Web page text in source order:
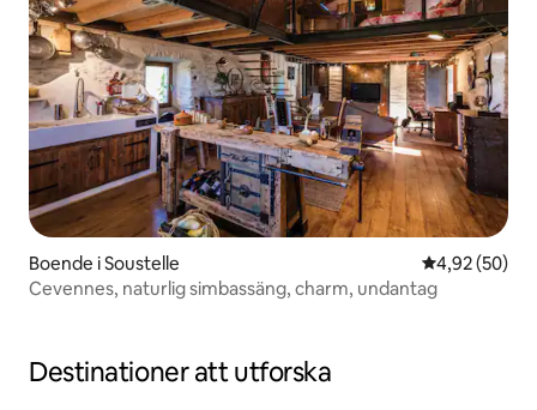
Boende i Soustelle 4,92 av 5 i
4,92 (50)
Cevennes, naturlig simbassäng, charm, undantag
Destinationer att utforska